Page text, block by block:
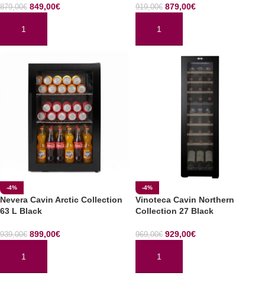
879,00€ 849,00€
AÑADIR AL CARRITO
919,00€ 879,00€
AÑADIR AL CARRITO
-4%
Nevera Cavin Arctic Collection
63 L Black
939,00€ 899,00€
AÑADIR AL CARRITO
-4%
Vinoteca Cavin Northern
Collection 27 Black
969,00€ 929,00€
AÑADIR AL CARRITO